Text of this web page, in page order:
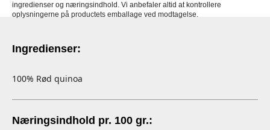
ingredienser og næringsindhold. Vi anbefaler altid at kontrollere
oplysningerne på productets emballage ved modtagelse.
Ingredienser:
100% Rød quinoa
Næringsindhold pr. 100 gr.: